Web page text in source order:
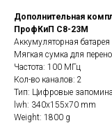
Дополнительная
ПрофКиП С8-23М
Аккумуляторная
Мягкая сумка для
Частота: 100 МГц
Кол-во каналов: 2
Тип: Цифровые
lwh: 340x155x70 mm
Weight: 1800 g